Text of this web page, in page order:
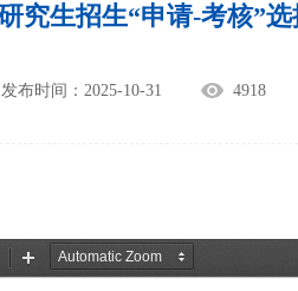
学生文件资料
规章制度
究生招生“申请-考核”
发布时间：2025-10-31 4918